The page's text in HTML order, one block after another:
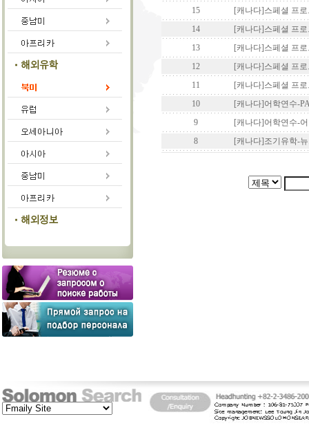
15
[캐나다]스페셜 프로
14
[캐나다]스페셜 프
13
[캐나다]스페셜 프로
12
[캐나다]스페셜 프
11
[캐나다]스페셜 프
10
[캐나다]어학연수-
9
[캐나다]어학연수-
8
[캐나다]조기유학-